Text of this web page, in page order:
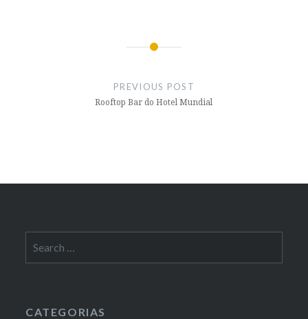
PREVIOUS POST
Rooftop Bar do Hotel Mundial
for:
CATEGORIAS